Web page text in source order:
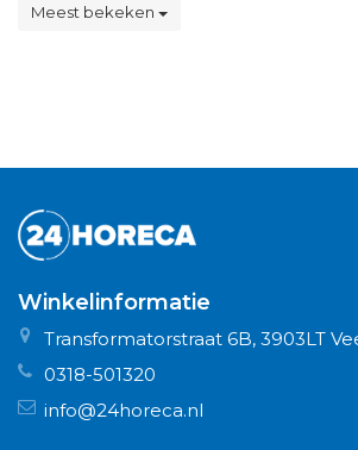
Meest bekeken
Winkelinformatie
Transformatorstraat 6B, 3903LT
0318-501320
info@24horeca.nl